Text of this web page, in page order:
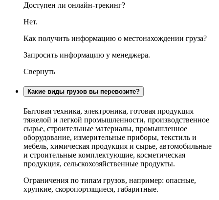
Доступен ли онлайн-трекинг?
Нет.
Как получить информацию о местонахождении груза?
Запросить информацию у менеджера.
Свернуть
Какие виды грузов вы перевозите?
Бытовая техника, электроника, готовая продукция
тяжелой и легкой промышленности, производственное
сырье, строительные материалы, промышленное
оборудование, измерительные приборы, текстиль и
мебель, химическая продукция и сырье, автомобильные
и строительные комплектующие, косметическая
продукция, сельскохозяйственные продукты.
Ограничения по типам грузов, например: опасные,
хрупкие, скоропортящиеся, габаритные.